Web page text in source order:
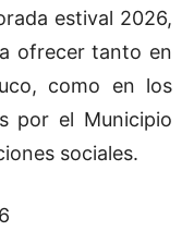
estival 2026,
ofrecer tanto en
como en los
por el Municipio
sociales.